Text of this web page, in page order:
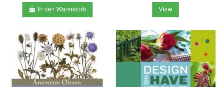
In den Warenkorb View